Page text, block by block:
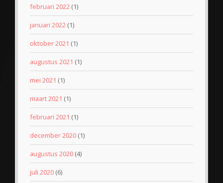
februari 2022 (1)
januari 2022 (1)
oktober 2021 (1)
augustus 2021 (1)
mei 2021 (1)
maart 2021 (1)
februari 2021 (1)
december 2020 (1)
augustus 2020 (4)
juli 2020 (6)